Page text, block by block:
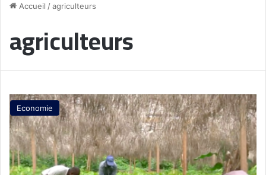
Accueil /agriculteurs
agriculteurs
Economie